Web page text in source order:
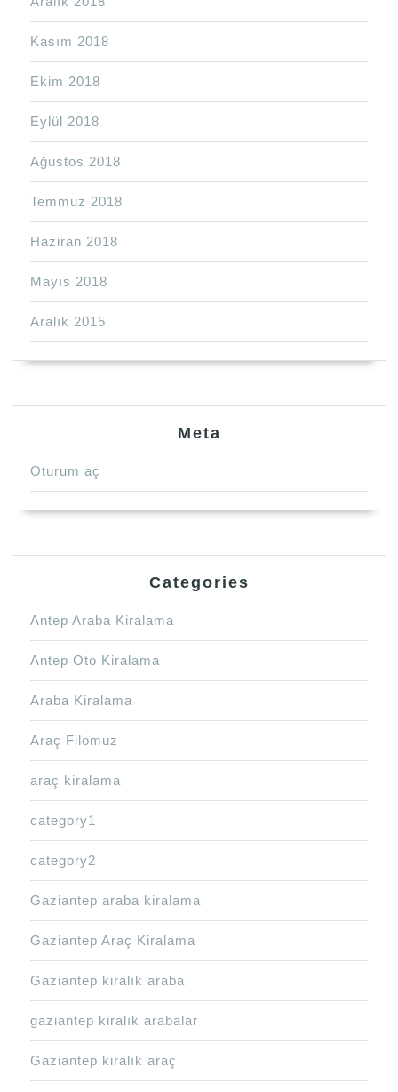
Kasım 2018
Ekim 2018
Eylül 2018
Ağustos 2018
Temmuz 2018
Haziran 2018
Mayıs 2018
Aralık 2015
Meta
Oturum aç
Categories
Antep Araba Kiralama
Antep Oto Kiralama
Araba Kiralama
Araç Filomuz
araç kiralama
category1
category2
Gaziantep araba kiralama
Gaziantep Araç Kiralama
Gaziantep kiralık araba
gaziantep kiralık arabalar
Gaziantep kiralık araç